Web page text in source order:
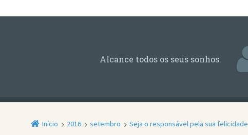
Alcance todos os seus sonhos.
Início 2016 setembro Seja o responsável pela sua felicidade